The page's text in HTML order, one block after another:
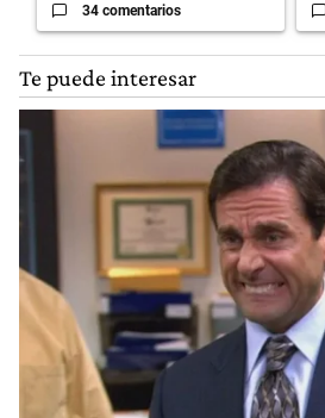
34 comentarios